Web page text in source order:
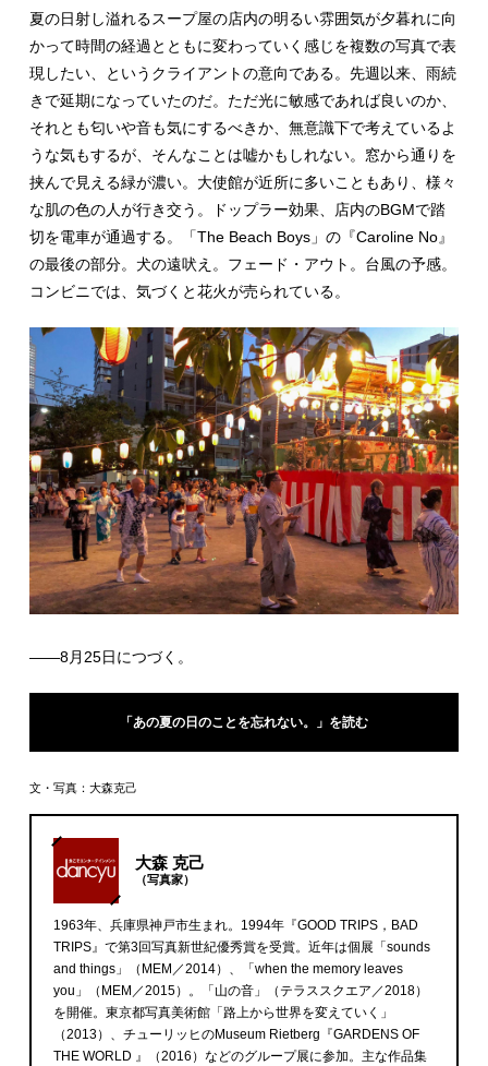
夏の日射し溢れるスープ屋の店内の明るい雰囲気が夕暮れに向
かって時間の経過とともに変わっていく感じを複数の写真で表
現したい、というクライアントの意向である。先週以来、雨続
きで延期になっていたのだ。ただ光に敏感であれば良いのか、
それとも匂いや音も気にするべきか、無意識下で考えているよ
うな気もするが、そんなことは嘘かもしれない。窓から通りを
挟んで見える緑が濃い。大使館が近所に多いこともあり、様々
な肌の色の人が行き交う。ドップラー効果、店内のBGMで踏
切を電車が通過する。「The Beach Boys」の『Caroline No』
の最後の部分。犬の遠吠え。フェード・アウト。台風の予感。
コンビニでは、気づくと花火が売られている。
――8月25日につづく。
「あの夏の日のことを忘れない。」を読む
文・写真：大森克己
大森 克己
（写真家）
1963年、兵庫県神戸市生まれ。1994年『GOOD TRIPS，BAD
TRIPS』で第3回写真新世紀優秀賞を受賞。近年は個展「sounds
and things」（MEM／2014）、「when the memory leaves
you」（MEM／2015）。「山の音」（テラススクエア／2018）
を開催。東京都写真美術館「路上から世界を変えていく」
（2013）、チューリッヒのMuseum Rietberg『GARDENS OF
THE WORLD 』（2016）などのグループ展に参加。主な作品集